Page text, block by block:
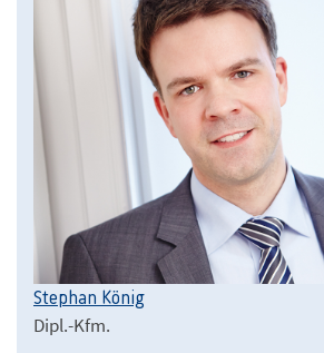
Stephan König
Dipl.-Kfm.